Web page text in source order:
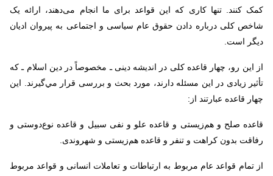
کمک کنند. تنها کاری که این قواعد برای ما انجام می‌دهند، ارائه یک
شاخص کلی درباره دادن حقوق عام سیاسی و اجتماعی به پیروان ادیان
دیگر است.
از اين رو، چهار قاعده کلی در اندیشه دینی ـ مخصوصاً در دین اسلام ـ که
تأثیر زیادی در اين مسئله دارند، مورد بحث و بررسى قرار مي‌گيرند. این
چهار قاعده عبارتند از:
قاعده صلح و هم‌زيستى و قاعده علو و نفی سبیل و قاعده نوع‌دوستی و
رفاقت بدون کراهت و تنفر و قاعده هم‌زیستی و شهروندی.
از تمام قواعد عام مربوط به ارتباطات و تعاملات انسانی و قواعد مربوط